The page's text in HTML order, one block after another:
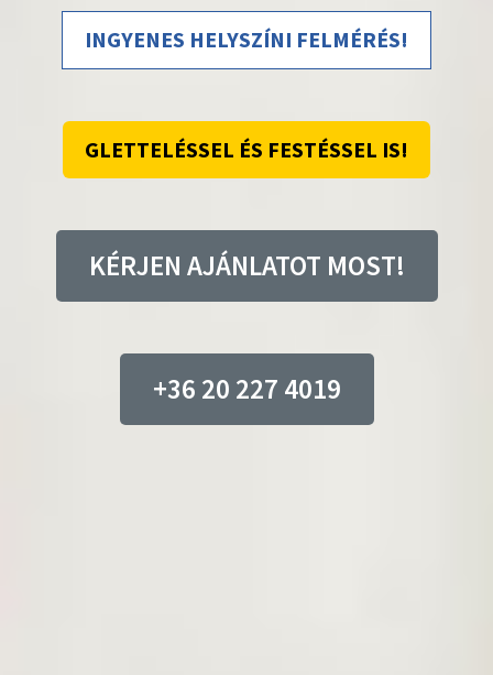
INGYENES HELYSZÍNI FELMÉRÉS!
GLETTELÉSSEL ÉS FESTÉSSEL IS!
KÉRJEN AJÁNLATOT MOST!
+36 20 227 4019